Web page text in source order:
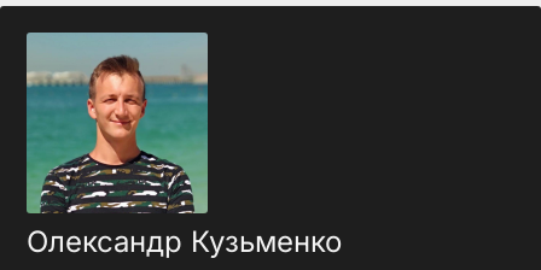
Олександр Кузьменко